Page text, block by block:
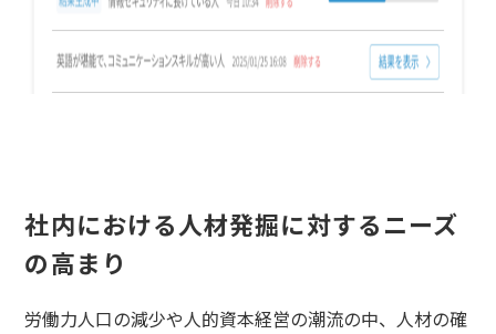
社内における人材発掘に対するニーズ
の高まり
労働力人口の減少や人的資本経営の潮流の中、人材の確